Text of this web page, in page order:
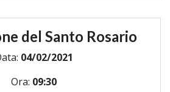
del Santo Rosario
04/02/2021
Ora: 09:30